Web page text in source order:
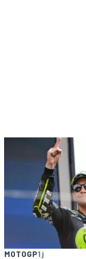
MOTOGP1 j